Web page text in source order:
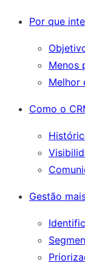
Por que
Menos
Melhor
Como o
Gestão